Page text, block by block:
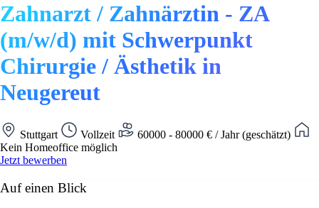
Zahnarzt / Zahnärztin - ZA
(m/w/d) mit Schwerpunkt
Chirurgie / Ästhetik in
Neugereut
Stuttgart Vollzeit
60000 - 80000 € / Jahr (geschätzt)
Kein Homeoffice möglich
Jetzt bewerben
Auf einen Blick